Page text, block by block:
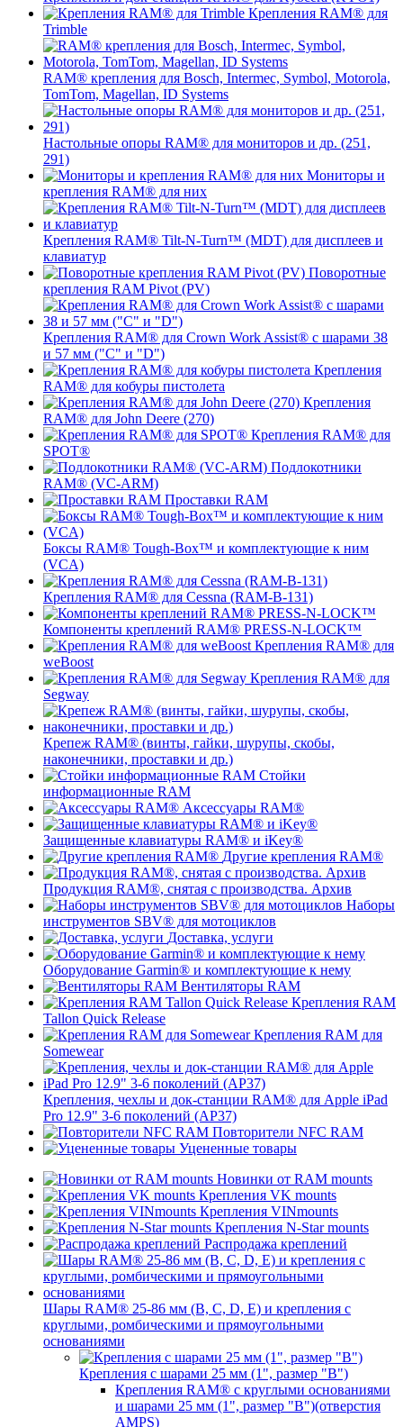
Крепления RAM® для
Trimble
RAM® крепления для Bosch, Intermec, Symbol, Motorola,
TomTom, Magellan, ID Systems
Настольные опоры RAM® для мониторов и др. (251,
291)
Мониторы и
крепления RAM® для них
Крепления RAM® Tilt-N-Turn™ (MDT) для дисплеев и
клавиатур
Поворотные
крепления RAM Pivot (PV)
Крепления RAM® для Crown Work Assist® с шарами 38
и 57 мм ("C" и "D")
Крепления
RAM® для кобуры пистолета
Крепления
RAM® для John Deere (270)
Крепления RAM® для
SPOT®
Подлокотники
RAM® (VC-ARM)
Проставки RAM
Боксы RAM® Tough-Box™ и комплектующие к ним
(VCA)
Крепления RAM® для Cessna (RAM-B-131)
Компоненты креплений RAM® PRESS-N-LOCK™
Крепления RAM® для
weBoost
Крепления RAM® для
Segway
Крепеж RAM® (винты, гайки, шурупы, скобы,
наконечники, проставки и др.)
Стойки
информационные RAM
Аксессуары RAM®
Защищенные клавиатуры RAM® и iKey®
Другие крепления RAM®
Продукция RAM®, снятая с производства. Архив
Наборы
инструментов SBV® для мотоциклов
Доставка, услуги
Оборудование Garmin® и комплектующие к нему
Вентиляторы RAM
Крепления RAM
Tallon Quick Release
Крепления RAM для
Somewear
Крепления, чехлы и док-станции RAM® для Apple iPad
Pro 12.9" 3-6 поколений (AP37)
Повторители NFC RAM
Уцененные товары
Новинки от RAM mounts
Крепления VK mounts
Крепления VINmounts
Крепления N-Star mounts
Распродажа креплений
Шары RAM® 25-86 мм (B, C, D, E) и крепления с
круглыми, ромбическими и прямоугольными
основаниями
Крепления с шарами 25 мм (1", размер "B")
Крепления RAM® с круглыми основаниями
и шарами 25 мм (1", размер "B")(отверстия
AMPS)